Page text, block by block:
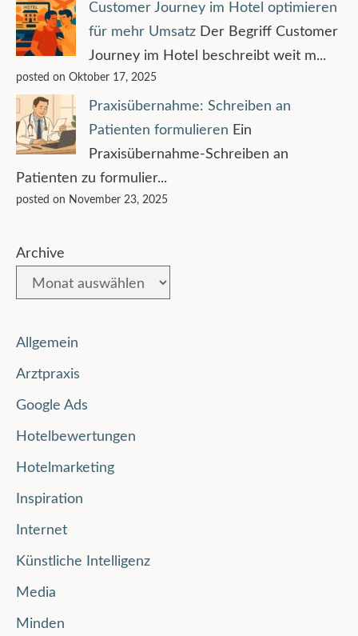
Customer Journey im Hotel optimieren
für mehr Umsatz Der Begriff Customer
Journey im Hotel beschreibt weit m...
posted on Oktober 17, 2025
Praxisübernahme: Schreiben an
Patienten formulieren Ein
Praxisübernahme-Schreiben an
Patienten zu formulier...
posted on November 23, 2025
Archive
Allgemein
Arztpraxis
Google Ads
Hotelbewertungen
Hotelmarketing
Inspiration
Internet
Künstliche Intelligenz
Media
Minden